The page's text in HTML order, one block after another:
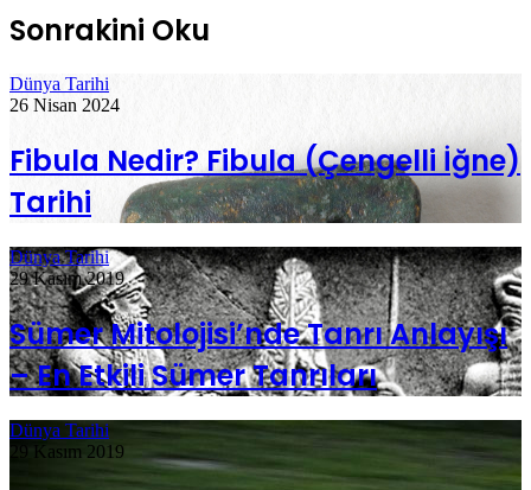
Sonrakini Oku
Dünya Tarihi
26 Nisan 2024
Fibula Nedir? Fibula (Çengelli İğne)
Tarihi
Dünya Tarihi
29 Kasım 2019
Sümer Mitolojisi’nde Tanrı Anlayışı
– En Etkili Sümer Tanrıları
Dünya Tarihi
29 Kasım 2019